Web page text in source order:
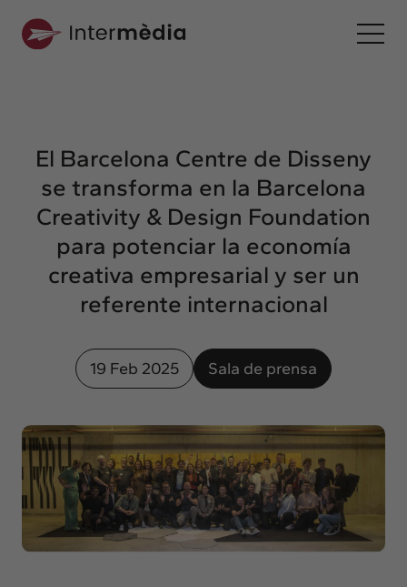
Interconexión
Nuestros servicios
Interacción
Proyectos
Intermèdia
Confidencial
Interrelación
Clientes
Actualidad
Intercambio
Contacto
info@intermedia.es +34 934 157 662
El Barcelona Centre de Disseny
se transforma en la Barcelona
Creativity & Design Foundation
para potenciar la economía
creativa empresarial y ser un
referente internacional
19 Feb 2025 Sala de prensa